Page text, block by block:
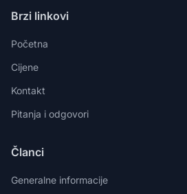
Brzi linkovi
Početna
Cijene
Kontakt
Pitanja i odgovori
Članci
Generalne informacije